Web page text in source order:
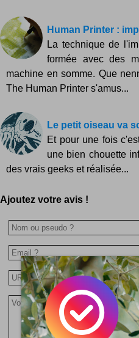
Human Printer :
La technique de
formée avec des
machine en somme. Que
The Human Printer s'amus...
Le petit oiseau va
Et pour une fois
une bien chouette
des vrais geeks et réalisée...
Ajoutez votre avis !